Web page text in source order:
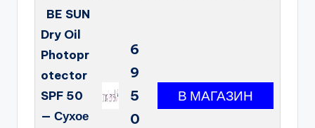
BE SUN
Dry Oil
Photopr
otector
SPF 50
— Сухое
6
9
5
0